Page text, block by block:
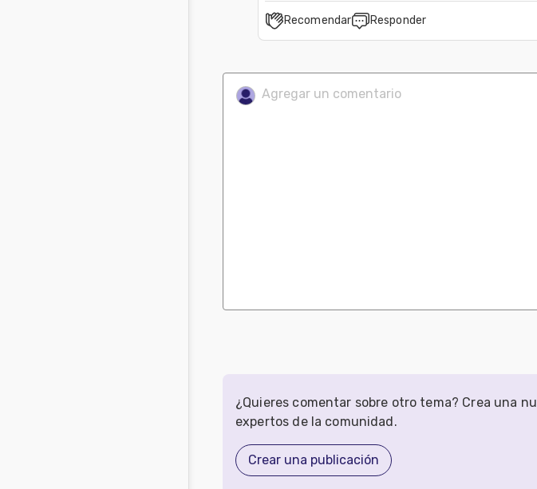
Recomendar Responder
¿Quieres comentar sobre otro tema? Crea una
expertos de la comunidad.
Crear una publicación